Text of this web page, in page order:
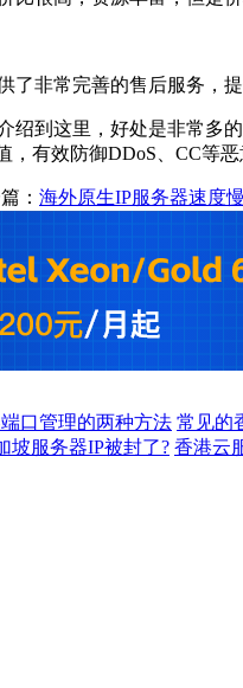
了非常完善的售后服务，
绍到这里，好处是非常多
有效防御DDoS、CC等
： 海外原生IP服务器速度
口管理的两种方法 常见的
坡服务器IP被封了? 香港云